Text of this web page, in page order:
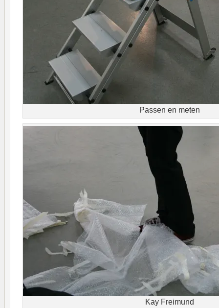
Passen en meten
Kay Freimund